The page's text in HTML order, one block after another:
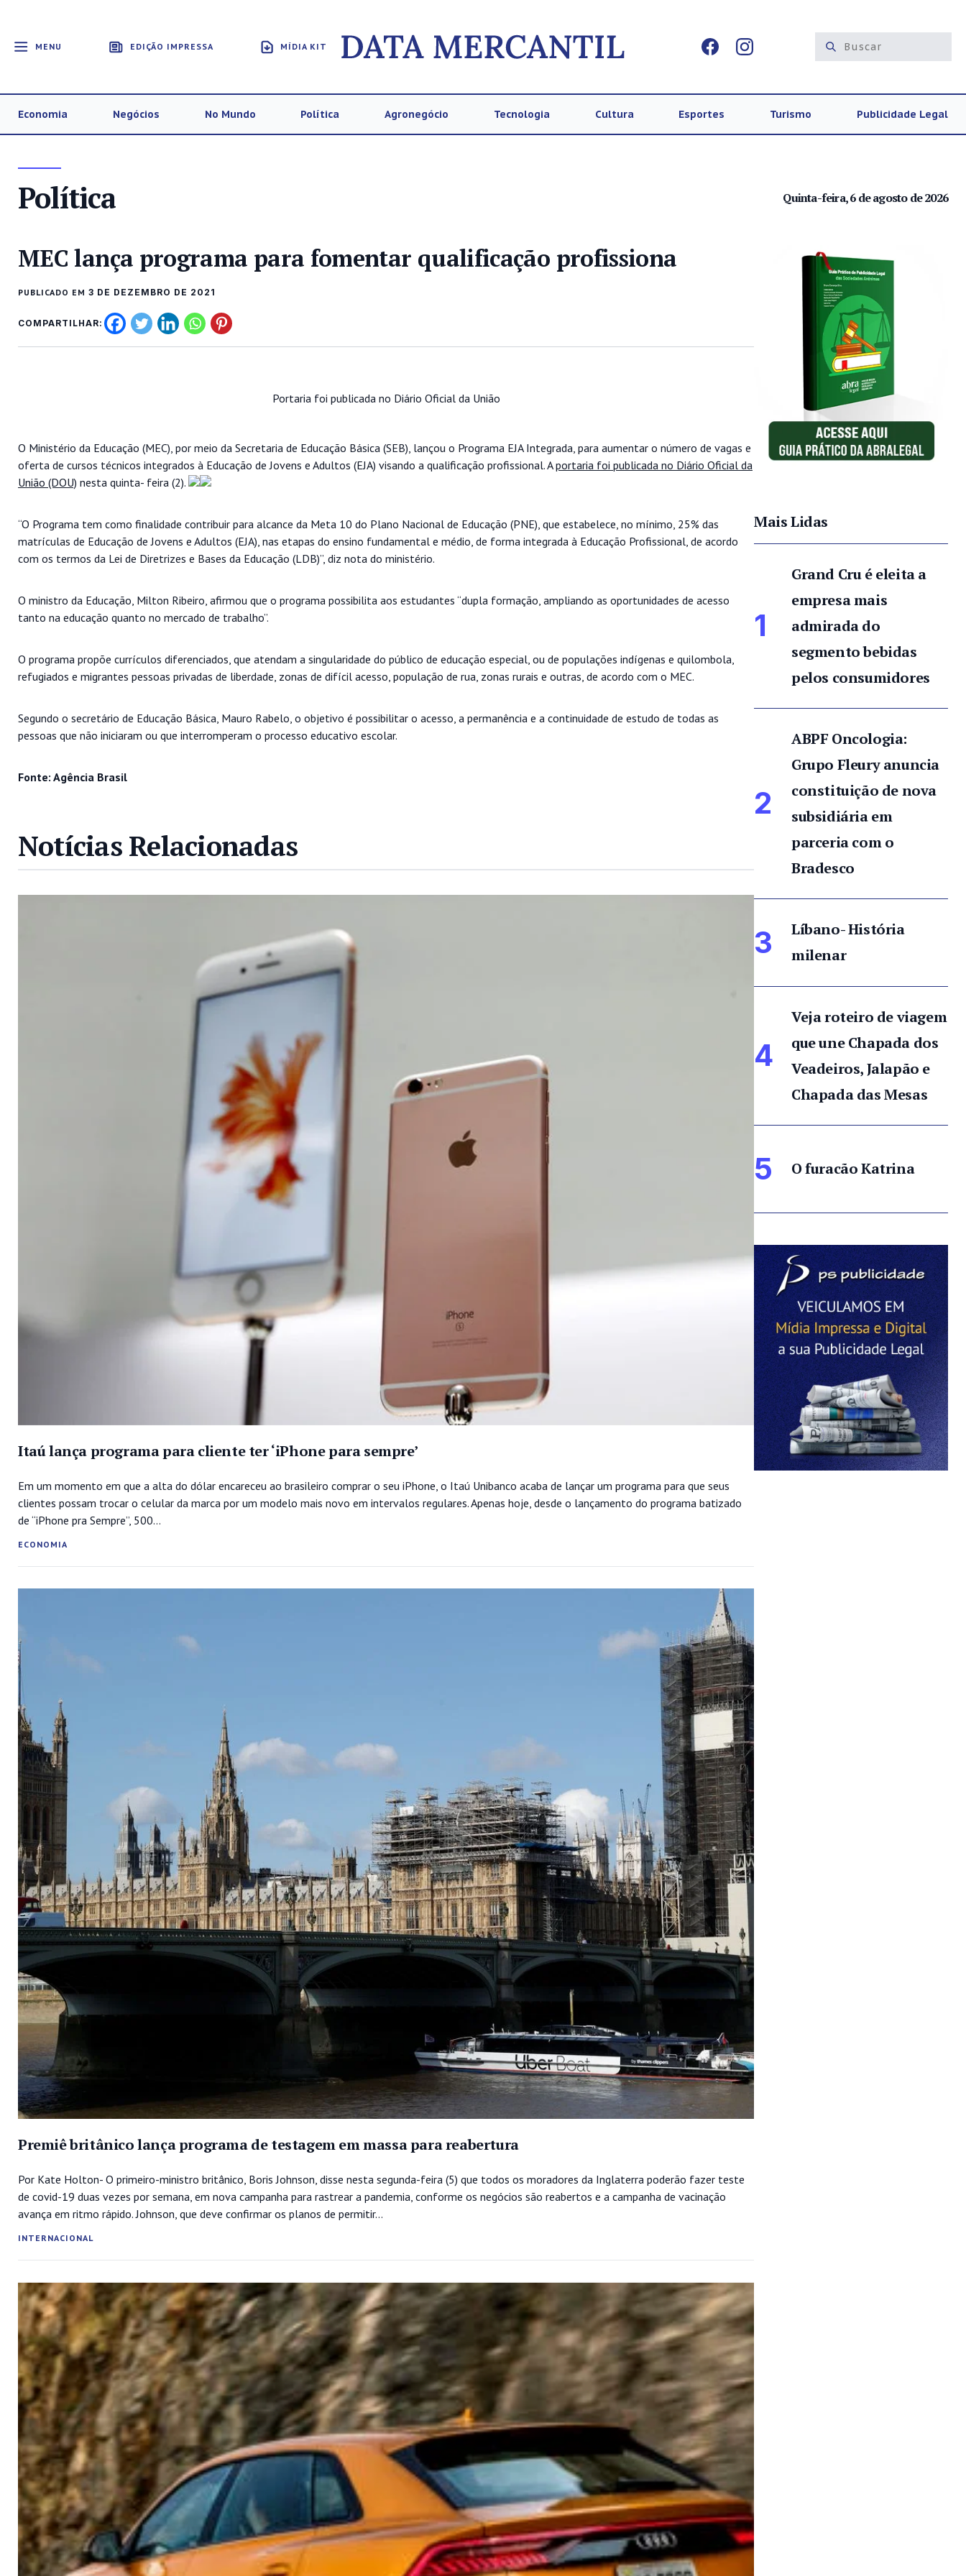
MENU EDIÇÃO IMPRESSA MÍDIA KIT
Economia Negócios No Mundo Política Agronegócio Tecnologia Cultura Esportes Turismo Publicidade Legal
Política Quinta-feira, 6 de agosto de 2026
MEC lança programa para fomentar qualificação profissiona
PUBLICADO EM 3 DE DEZEMBRO DE 2021
COMPARTILHAR:
Portaria foi publicada no Diário Oficial da União
O Ministério da Educação (MEC), por meio da Secretaria de Educação Básica (SEB), lançou o Programa EJA Integrada, para aumentar o número de vagas e
oferta de cursos técnicos integrados à Educação de Jovens e Adultos (EJA) visando a qualificação profissional. Aportaria foi publicada no Diário Oficial da
União (DOU) nesta quinta- feira (2).
“O Programa tem como finalidade contribuir para alcance da Meta 10 do Plano Nacional de Educação (PNE), que estabelece, no mínimo, 25% das
matrículas de Educação de Jovens e Adultos (EJA), nas etapas do ensino fundamental e médio, de forma integrada à Educação Profissional, de acordo
com os termos da Lei de Diretrizes e Bases da Educação (LDB)”, diz nota do ministério.
O ministro da Educação, Milton Ribeiro, afirmou que o programa possibilita aos estudantes “dupla formação, ampliando as oportunidades de acesso
tanto na educação quanto no mercado de trabalho”.
O programa propõe currículos diferenciados, que atendam a singularidade do público de educação especial, ou de populações indígenas e quilombola,
refugiados e migrantes pessoas privadas de liberdade, zonas de difícil acesso, população de rua, zonas rurais e outras, de acordo com o MEC.
Segundo o secretário de Educação Básica, Mauro Rabelo, o objetivo é possibilitar o acesso, a permanência e a continuidade de estudo de todas as
pessoas que não iniciaram ou que interromperam o processo educativo escolar.
Fonte: Agência Brasil
Notícias Relacionadas
Itaú lança programa para cliente ter ‘iPhone para sempre’
Em um momento em que a alta do dólar encareceu ao brasileiro comprar o seu iPhone, o Itaú Unibanco acaba de lançar um programa para que seus
clientes possam trocar o celular da marca por um modelo mais novo em intervalos regulares. Apenas hoje, desde o lançamento do programa batizado
de “iPhone pra Sempre”, 500...
ECONOMIA
Premiê britânico lança programa de testagem em massa para reabertura
Por Kate Holton- O primeiro-ministro britânico, Boris Johnson, disse nesta segunda-feira (5) que todos os moradores da Inglaterra poderão fazer teste
de covid-19 duas vezes por semana, em nova campanha para rastrear a pandemia, conforme os negócios são reabertos e a campanha de vacinação
avança em ritmo rápido. Johnson, que deve confirmar os planos de permitir...
INTERNACIONAL
Mais Lidas
1
Grand Cru é eleita a
empresa mais
admirada do
segmento bebidas
pelos consumidores
2
ABPF Oncologia:
Grupo Fleury anuncia
constituição de nova
subsidiária em
parceria com o
Bradesco
3
Líbano- História
milenar
4
Veja roteiro de viagem
que une Chapada dos
Veadeiros, Jalapão e
Chapada das Mesas
5 O furacão Katrina